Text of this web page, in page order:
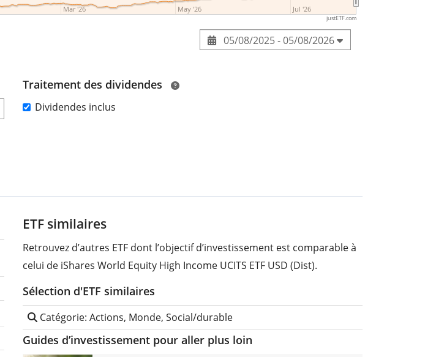
Mar '26 May '26 Jul '26
justETF.com
05/08/2025 - 05/08/2026
Traitement des dividendes
Dividendes inclus
ETF similaires
Retrouvez d’autres ETF dont l’objectif d’investissement est comparable à
celui de iShares World Equity High Income UCITS ETF USD (Dist).
Sélection d'ETF similaires
Catégorie: Actions, Monde, Social/durable
Guides d’investissement pour aller plus loin